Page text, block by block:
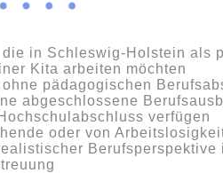
die in Schleswig-Holstein als
Kita arbeiten möchten
ohne pädagogischen
abgeschlossene
verfügen
oder von
Berufsperspektive